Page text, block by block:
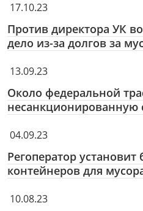
17.10.23
Против директора УК
дело из-за долгов за
13.09.23
Около федеральной
несанкционированную
04.09.23
Регоператор
контейнеров для
10.08.23